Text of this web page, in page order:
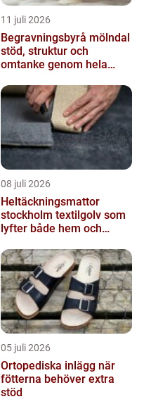
11 juli 2026
Begravningsbyrå mölndal
stöd, struktur och
omtanke genom hela
08 juli 2026
Heltäckningsmattor
stockholm textilgolv som
lyfter både hem och
05 juli 2026
Ortopediska inlägg när
fötterna behöver extra
stöd